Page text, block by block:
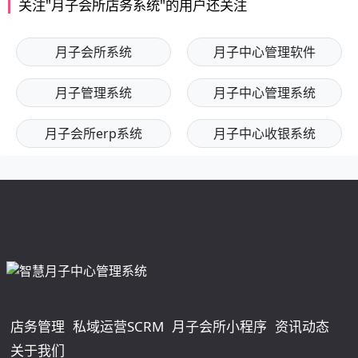
关注"月子会所店务系统"的用户还关注
月子会所系统 月子中心管理软件
月子管理系统 月子中心管理系统
月子会所erp系统 月子中心收银系统
店务管理 私域运营SCRM 月子会所小程序 资讯动态
关于我们